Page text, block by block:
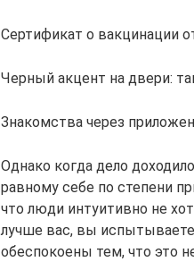
Сертификат о вакцинации
Черный акцент на двери:
Знакомства через
Однако когда дело
равному себе по степени
что люди интуитивно не
лучше вас, вы
обеспокоены тем, что это